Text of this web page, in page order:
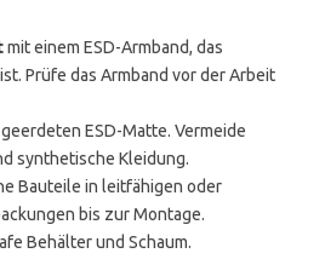
mit einem ESD-Armband, das
Prüfe das Armband vor der Arbeit
ESD-Matte. Vermeide
synthetische Kleidung.
Bauteile in leitfähigen oder
bis zur Montage.
Behälter und Schaum.